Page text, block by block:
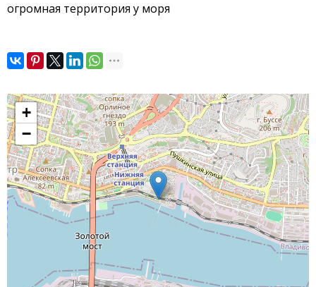
огромная территория у моря
+
−